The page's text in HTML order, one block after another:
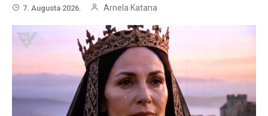
7. Augusta 2026. Arnela Katana